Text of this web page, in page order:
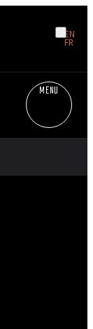
EN
FR
MENU